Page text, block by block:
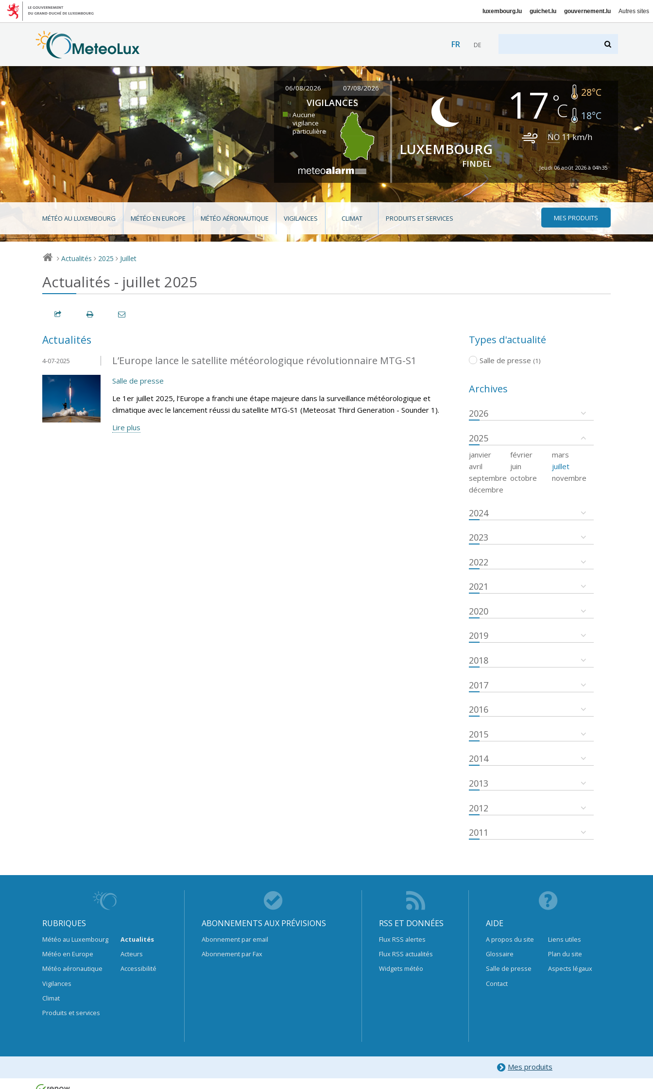
luxembourg.lu guichet.lu gouvernement.lu Autres sites
FR DE
06/08/2026 07/08/2026
VIGILANCES
Aucune
vigilance
particulière
LUXEMBOURG
FINDEL
17 28°C
18°C
NO 11km/h
Jeudi 06 août 2026 à 04h35
MÉTÉO AU LUXEMBOURG MÉTÉO EN EUROPE MÉTÉO AÉRONAUTIQUE VIGILANCES CLIMAT PRODUITS ET SERVICES MES PRODUITS
> Actualités > 2025 > Juillet
Actualités - juillet 2025
Actualités
L’Europe lance le satellite météorologique révolutionnaire MTG-S1
4-07-2025
Salle de presse
Le 1er juillet 2025, l’Europe a franchi une étape majeure dans la surveillance météorologique et
climatique avec le lancement réussi du satellite MTG-S1 (Meteosat Third Generation - Sounder 1).
Lire plus
Types d'actualité
Salle de presse (1)
Archives
2026
2025
janvier février
mars
avril
juin
juillet
septembre octobre
novembre
décembre
2024
2023
2022
2021
2020
2019
2018
2017
2016
2015
2014
2013
2012
2011
RUBRIQUES
Météo au Luxembourg
Météo en Europe
Météo aéronautique
Vigilances
Climat
Produits et services
Actualités
Acteurs
Accessibilité
ABONNEMENTS AUX PRÉVISIONS
Abonnement par email
Abonnement par Fax
RSS ET DONNÉES
Flux RSS alertes
Flux RSS actualités
Widgets météo
AIDE
A propos du site
Glossaire
Salle de presse
Contact
Liens utiles
Plan du site
Aspects légaux
Mes produits